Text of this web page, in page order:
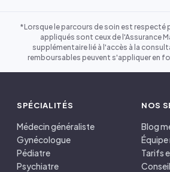
*Lorsque le parcours de soin est respecté
appliqués sont ceux de l'Assurance
supplémentaire lié à l'accès à la
remboursables peuvent s'appliquer en
SPÉCIALITÉS
Médecin généraliste
Gynécologue
Pédiatre
Psychiatre
NOS
Blog
Tarifs